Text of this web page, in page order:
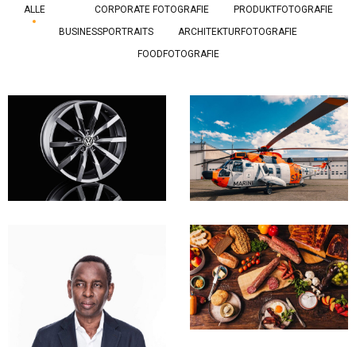
ALLE CORPORATE FOTOGRAFIE
PRODUKTFOTOGRAFIE
BUSINESSPORTRAITS
ARCHITEKTURFOTOGRAFIE
FOODFOTOGRAFIE